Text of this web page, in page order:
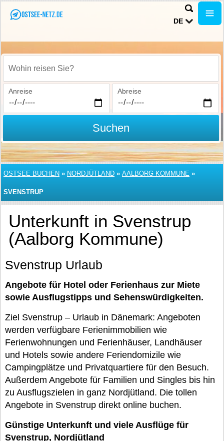
DE
Wohin reisen Sie?
Anreise Abreise
Suchen
OSTSEE BUCHEN » NORDJÜTLAND » AALBORG KOMMUNE »
SVENSTRUP
Unterkunft in Svenstrup
(Aalborg Kommune)
Svenstrup Urlaub
Angebote für Hotel oder Ferienhaus zur Miete
sowie Ausflugstipps und Sehenswürdigkeiten.
Ziel Svenstrup – Urlaub in Dänemark: Angeboten
werden verfügbare Ferienimmobilien wie
Ferienwohnungen und Ferienhäuser, Landhäuser
und Hotels sowie andere Feriendomizile wie
Campingplätze und Privatquartiere für den Besuch.
Außerdem Angebote für Familien und Singles bis hin
zu Ausflugszielen in ganz Nordjütland. Die tollen
Angebote in Svenstrup direkt online buchen.
Günstige Unterkunft und viele Ausflüge für
Svenstrup, Nordjütland